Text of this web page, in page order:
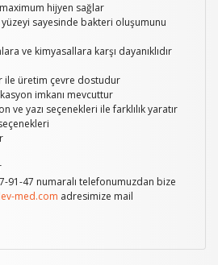
hijyen sağlar
sayesinde bakteri oluşumunu
ve kimyasallara karşı dayanıklıdır
ile üretim çevre dostudur
imkanı mevcuttur
ve yazı seçenekleri ile farklılık yaratır
91-47 numaralı telefonumuzdan bize
med.com adresimize mail